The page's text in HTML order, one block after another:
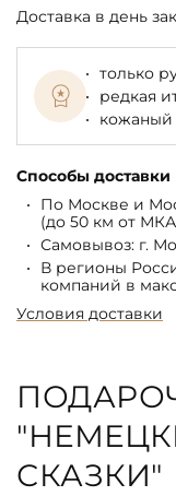
Доставка в день
только
редкая
кожаный
Способы доставки
По Москве и
(до 50 км от
Самовывоз: г.
В регионы
компаний в
Условия доставки
СКАЗКИ"